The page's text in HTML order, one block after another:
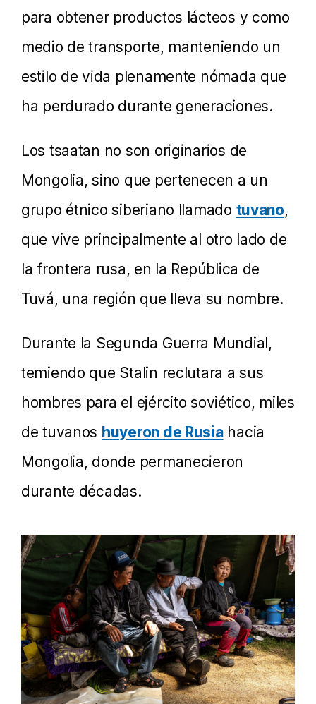
para obtener productos lácteos y como
medio de transporte, manteniendo un
estilo de vida plenamente nómada que
ha perdurado durante generaciones.
Los tsaatan no son originarios de
Mongolia, sino que pertenecen a un
grupo étnico siberiano llamado tuvano,
que vive principalmente al otro lado de
la frontera rusa, en la República de
Tuvá, una región que lleva su nombre.
Durante la Segunda Guerra Mundial,
temiendo que Stalin reclutara a sus
hombres para el ejército soviético, miles
de tuvanos huyeron de Rusiahacia
Mongolia, donde permanecieron
durante décadas.